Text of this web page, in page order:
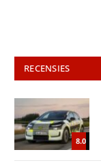
RECENSIES
8.0